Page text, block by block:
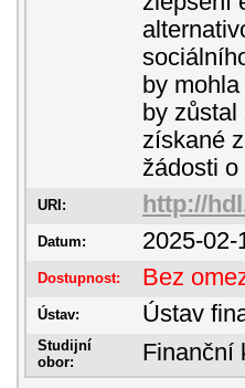
by
by
získané
žádosti o
URI: http://
Datum: 2025-02-
Dostupnost: Bez
Ústav: Ústav
Studijní
obor:
Finanční